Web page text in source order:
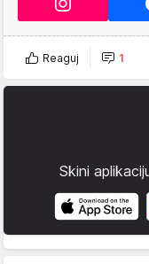
Reaguj 1
Skini